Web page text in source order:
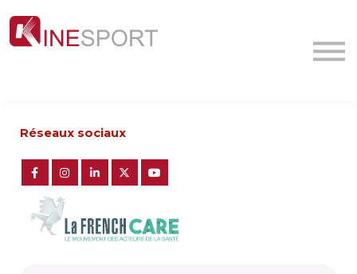
La société
Réseaux sociaux